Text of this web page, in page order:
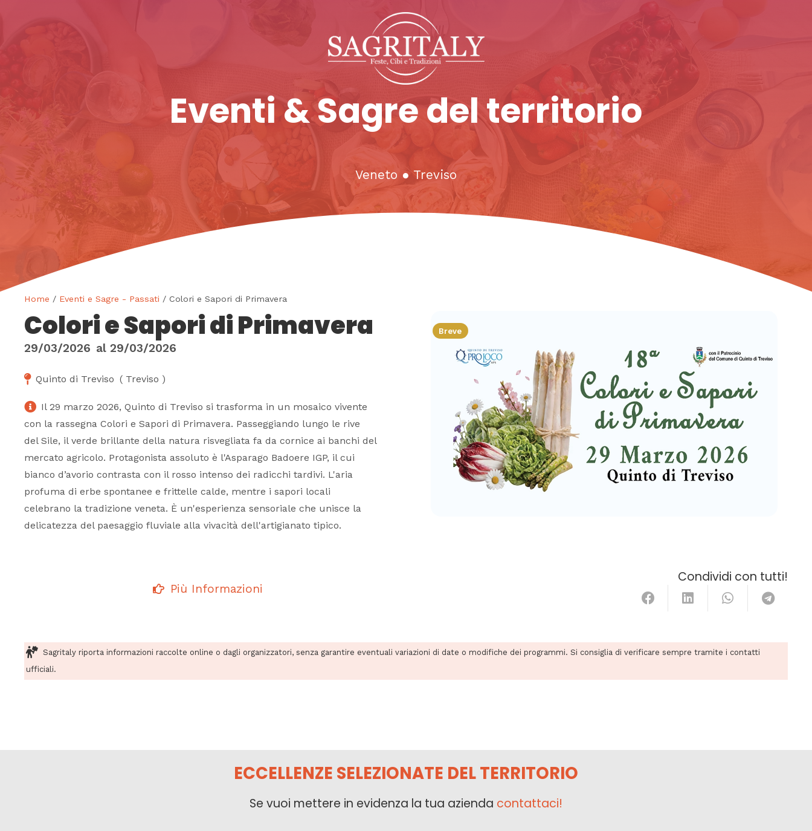
Eventi & Sagre del territorio
Veneto ●Treviso
Home / Eventi e Sagre - Passati / Colori e Sapori di Primavera
Colori e Sapori di Primavera
29/03/2026 al 29/03/2026
Quinto di Treviso ( Treviso )
Il 29 marzo 2026, Quinto di Treviso si trasforma in un mosaico vivente
con la rassegna Colori e Sapori di Primavera. Passeggiando lungo le rive
del Sile, il verde brillante della natura risvegliata fa da cornice ai banchi del
mercato agricolo. Protagonista assoluto è l'Asparago Badoere IGP, il cui
bianco d’avorio contrasta con il rosso intenso dei radicchi tardivi. L'aria
profuma di erbe spontanee e frittelle calde, mentre i sapori locali
celebrano la tradizione veneta. È un'esperienza sensoriale che unisce la
delicatezza del paesaggio fluviale alla vivacità dell'artigianato tipico.
Breve
Più Informazioni
Condividi con tutti!
Sagritaly riporta informazioni raccolte online o dagli organizzatori, senza garantire eventuali variazioni di date o modifiche dei programmi. Si consiglia di verificare sempre tramite i contatti
ufficiali.
ECCELLENZE SELEZIONATE DEL TERRITORIO
Se vuoi mettere in evidenza la tua azienda contattaci!